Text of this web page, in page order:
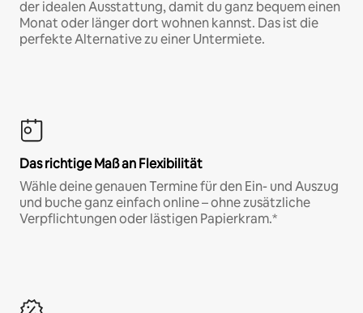
der idealen Ausstattung, damit du ganz bequem einen
Monat oder länger dort wohnen kannst. Das ist die
perfekte Alternative zu einer Untermiete.
Das richtige Maß an Flexibilität
Wähle deine genauen Termine für den Ein- und Auszug
und buche ganz einfach online – ohne zusätzliche
Verpflichtungen oder lästigen Papierkram.*